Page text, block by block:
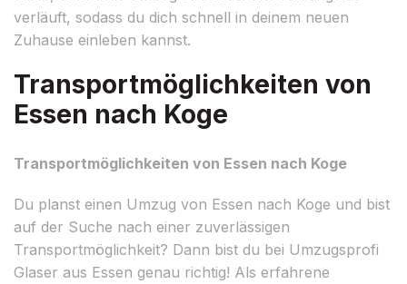
verläuft, sodass du dich schnell in deinem neuen
Zuhause einleben kannst.
Transportmöglichkeiten von
Essen nach Koge
Transportmöglichkeiten von Essen nach Koge
Du planst einen Umzug von Essen nach Koge und bist
auf der Suche nach einer zuverlässigen
Transportmöglichkeit? Dann bist du bei Umzugsprofi
Glaser aus Essen genau richtig! Als erfahrene